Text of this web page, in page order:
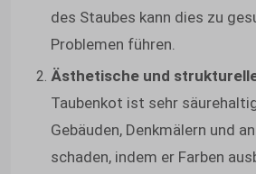
des Staubes kann dies zu
Problemen führen.
Ästhetische und
Taubenkot ist sehr
Gebäuden, Denkmälern und
schaden, indem er Farben